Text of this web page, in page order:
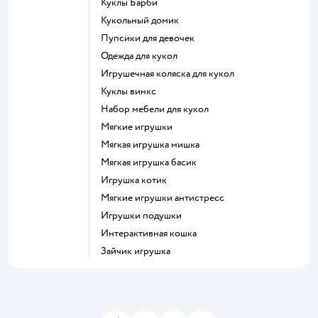
Кукольный домик
Пупсики для девочек
Одежда для кукол
Игрушечная коляска для кукол
Куклы винкс
Набор мебели для кукол
Мягкие игрушки
Мягкая игрушка мишка
Мягкая игрушка басик
Игрушка котик
Мягкие игрушки антистресс
Игрушки подушки
Интерактивная кошка
Зайчик игрушка